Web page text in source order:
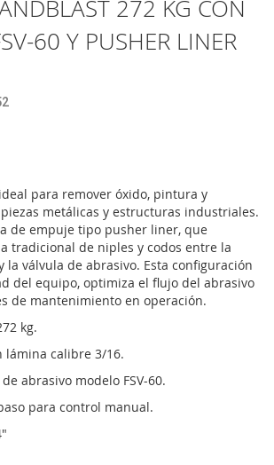
272 KG CON
60 Y PUSHER LINER
para remover óxido, pintura y
metálicas y estructuras industriales.
de empuje tipo pusher liner, que
tradicional de niples y codos entre la
la válvula de abrasivo. Esta configuración
del equipo, optimiza el flujo del abrasivo
de mantenimiento en operación.
kg.
lámina calibre 3/16.
abrasivo modelo FSV-60.
para control manual.